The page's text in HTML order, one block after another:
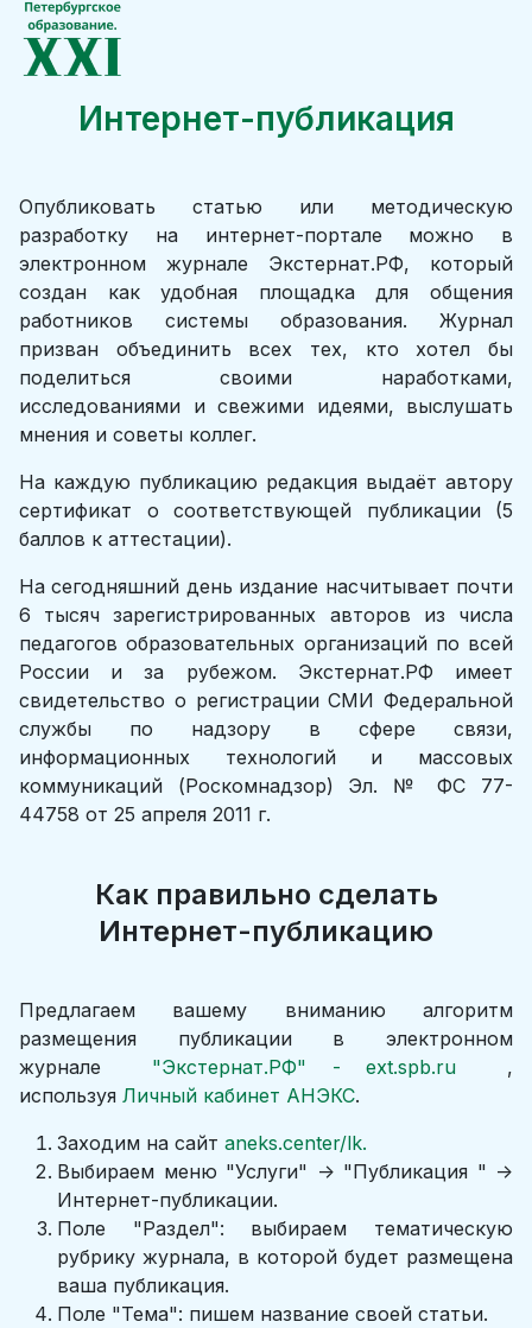
Интернет-публикация
Опубликовать статью или методическую
разработку на интернет-портале можно в
электронном журнале Экстернат.РФ, который
создан как удобная площадка для общения
работников системы образования. Журнал
призван объединить всех тех, кто хотел бы
поделиться своими наработками,
исследованиями и свежими идеями, выслушать
мнения и советы коллег.
На каждую публикацию редакция выдаёт автору
сертификат о соответствующей публикации (5
баллов к аттестации).
На сегодняшний день издание насчитывает почти
6 тысяч зарегистрированных авторов из числа
педагогов образовательных организаций по всей
России и за рубежом. Экстернат.РФ имеет
свидетельство о регистрации СМИ Федеральной
службы по надзору в сфере связи,
информационных технологий и массовых
коммуникаций (Роскомнадзор) Эл. № ФС 77-
44758 от 25 апреля 2011 г.
Как правильно сделать
Интернет-публикацию
Предлагаем вашему вниманию алгоритм
размещения публикации в электронном
журнале
"Экстернат.РФ" - ext.spb.ru ,
используя Личный кабинет АНЭКС.
Заходим на сайт aneks.center/lk.
Выбираем меню "Услуги" -> "Публикация " ->
Интернет-публикации.
Поле "Раздел": выбираем тематическую
рубрику журнала, в которой будет размещена
ваша публикация.
Поле "Тема": пишем название своей статьи.